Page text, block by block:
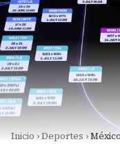
Inicio ›Deportes ›